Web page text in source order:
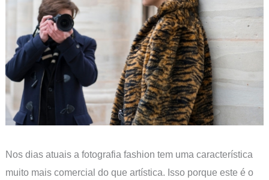
Nos dias atuais a fotografia fashion tem uma característica
muito mais comercial do que artística. Isso porque este é o